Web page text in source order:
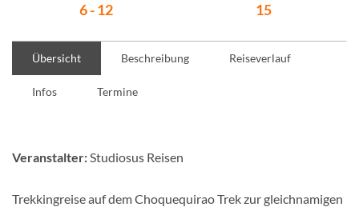
6 - 12 15
Übersicht Beschreibung Reiseverlauf
Infos Termine
Veranstalter:Studiosus Reisen
Trekkingreise auf dem Choquequirao Trek zur gleichnamigen